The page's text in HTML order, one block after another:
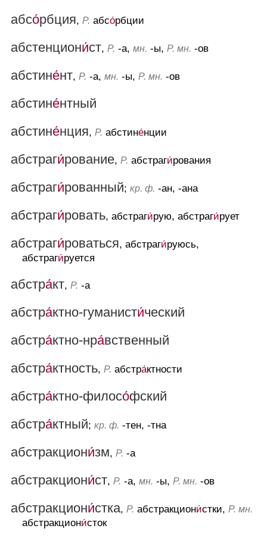
абсо́рбция, Р. абсо́рбции
абстенциони́ст, Р. -а, мн. -ы, Р. мн. -ов
абстине́нт, Р. -а, мн. -ы, Р. мн. -ов
абстине́нтный
абстине́нция, Р. абстине́нции
абстраги́рование, Р. абстраги́рования
абстраги́рованный; кр. ф. -ан, -ана
абстраги́ровать, абстраги́рую, абстраги́рует
абстраги́роваться, абстраги́руюсь,
абстраги́руется
абстра́кт, Р. -а
абстра́ктно-гуманисти́ческий
абстра́ктно-нра́вственный
абстра́ктность, Р. абстра́ктности
абстра́ктно-филосо́фский
абстра́ктный; кр. ф. -тен, -тна
абстракциони́зм, Р. -а
абстракциони́ст, Р. -а, мн. -ы, Р. мн. -ов
абстракциони́стка, Р. абстракциони́стки, Р. мн.
абстракциони́сток